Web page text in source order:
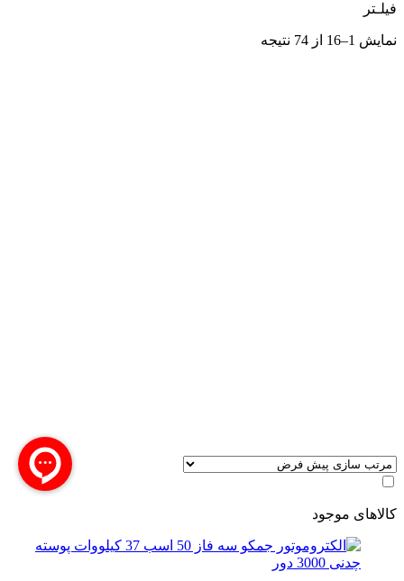
فیلـتر
نمایش 1–16 از 74 نتیجه
کالاهای موجود